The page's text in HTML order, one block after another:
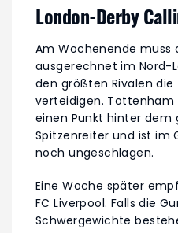
London-Derby
Am Wochenende muss
ausgerechnet im Nord-
den größten Rivalen
verteidigen. Tottenham
einen Punkt hinter dem
Spitzenreiter und ist im
noch ungeschlagen.
Eine Woche später
FC Liverpool. Falls die
Schwergewichte